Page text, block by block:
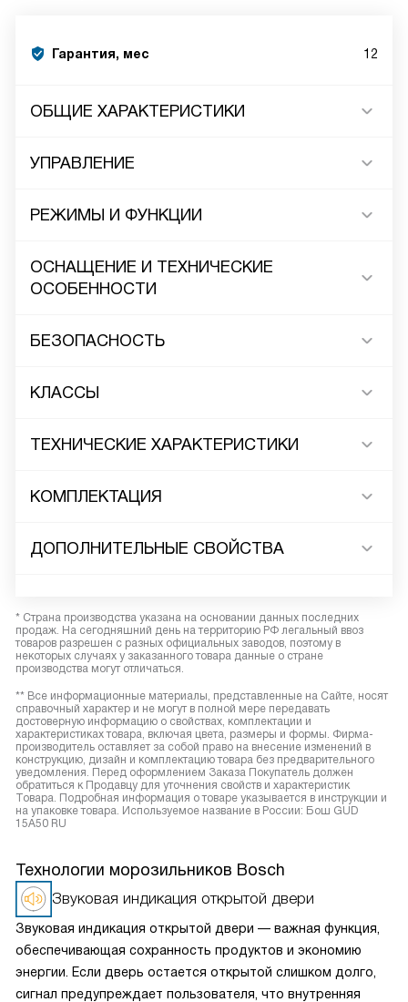
Гарантия, мес 12
ОБЩИЕ ХАРАКТЕРИСТИКИ
УПРАВЛЕНИЕ
РЕЖИМЫ И ФУНКЦИИ
ОСНАЩЕНИЕ И ТЕХНИЧЕСКИЕ
ОСОБЕННОСТИ
БЕЗОПАСНОСТЬ
КЛАССЫ
ТЕХНИЧЕСКИЕ ХАРАКТЕРИСТИКИ
КОМПЛЕКТАЦИЯ
ДОПОЛНИТЕЛЬНЫЕ СВОЙСТВА
* Страна производства указана на основании данных последних
продаж. На сегодняшний день на территорию РФ легальный ввоз
товаров разрешен с разных официальных заводов, поэтому в
некоторых случаях у заказанного товара данные о стране
производства могут отличаться.
** Все информационные материалы, представленные на Сайте, носят
справочный характер и не могут в полной мере передавать
достоверную информацию о свойствах, комплектации и
характеристиках товара, включая цвета, размеры и формы. Фирма-
производитель оставляет за собой право на внесение изменений в
конструкцию, дизайн и комплектацию товара без предварительного
уведомления. Перед оформлением Заказа Покупатель должен
обратиться к Продавцу для уточнения свойств и характеристик
Товара. Подробная информация о товаре указывается в инструкции и
на упаковке товара. Используемое название в России: Бош GUD
15A50 RU
Технологии морозильников Bosch
Звуковая индикация открытой двери
Звуковая индикация открытой двери — важная функция,
обеспечивающая сохранность продуктов и экономию
энергии. Если дверь остается открытой слишком долго,
сигнал предупреждает пользователя, что внутренняя